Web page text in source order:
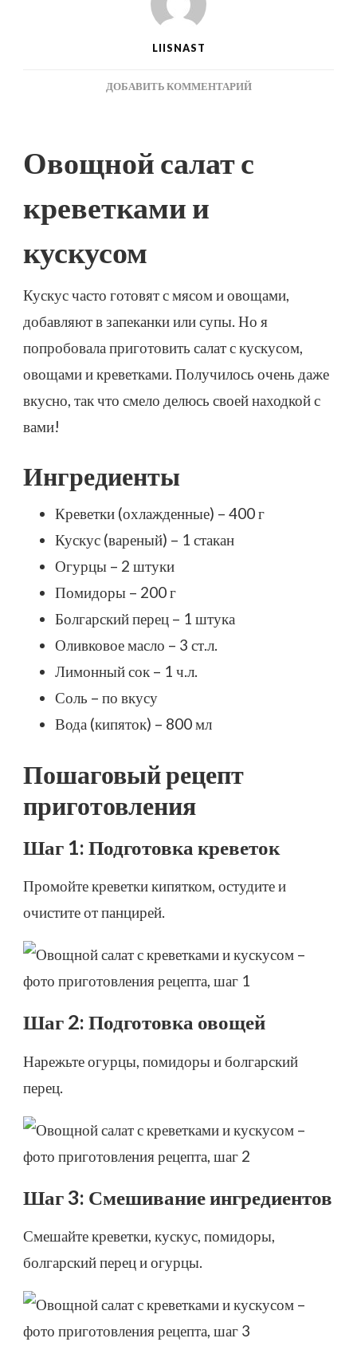
LIISNAST
ДОБАВИТЬ КОММЕНТАРИЙК
КРЕВЕТКАМИ
РЕЦЕПТ
(ПОШАГОВО)
Овощной салат с
креветками и
кускусом
Кускус часто готовят с мясом и овощами,
добавляют в запеканки или супы. Но я
попробовала приготовить салат с кускусом,
овощами и креветками. Получилось очень даже
вкусно, так что смело делюсь своей находкой с
вами!
Ингредиенты
Креветки (охлажденные) – 400 г
Кускус (вареный) – 1 стакан
Огурцы – 2 штуки
Помидоры – 200 г
Болгарский перец – 1 штука
Оливковое масло – 3 ст.л.
Лимонный сок – 1 ч.л.
Соль – по вкусу
Вода (кипяток) – 800 мл
Пошаговый рецепт
приготовления
Шаг 1: Подготовка креветок
Промойте креветки кипятком, остудите и
очистите от панцирей.
Шаг 2: Подготовка овощей
Нарежьте огурцы, помидоры и болгарский
перец.
Шаг 3: Смешивание ингредиентов
Смешайте креветки, кускус, помидоры,
болгарский перец и огурцы.